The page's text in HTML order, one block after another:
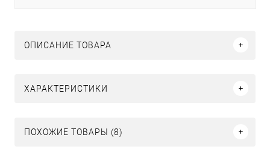
ОПИСАНИЕ ТОВАРА
ХАРАКТЕРИСТИКИ
ПОХОЖИЕ ТОВАРЫ (8)